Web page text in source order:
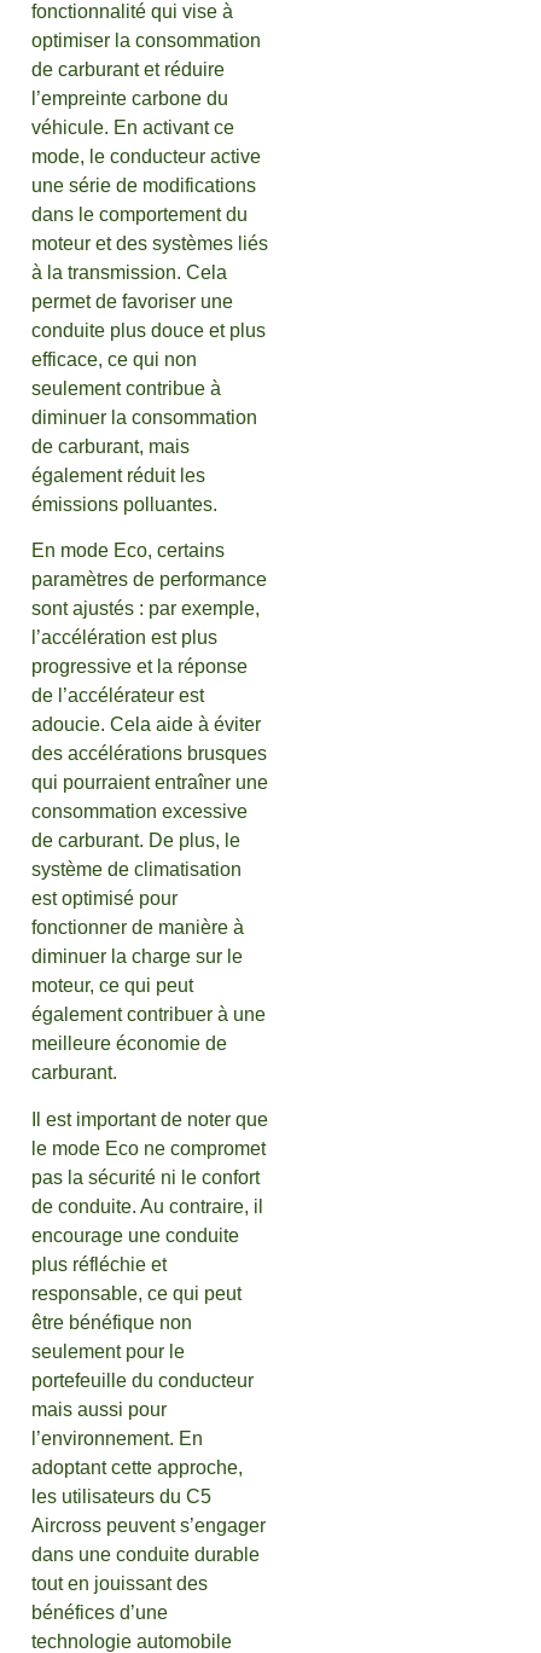
fonctionnalité qui vise à
optimiser la consommation
de carburant et réduire
l’empreinte carbone du
véhicule. En activant ce
mode, le conducteur active
une série de modifications
dans le comportement du
moteur et des systèmes liés
à la transmission. Cela
permet de favoriser une
conduite plus douce et plus
efficace, ce qui non
seulement contribue à
diminuer la consommation
de carburant, mais
également réduit les
émissions polluantes.
En mode Eco, certains
paramètres de performance
sont ajustés : par exemple,
l’accélération est plus
progressive et la réponse
de l’accélérateur est
adoucie. Cela aide à éviter
des accélérations brusques
qui pourraient entraîner une
consommation excessive
de carburant. De plus, le
système de climatisation
est optimisé pour
fonctionner de manière à
diminuer la charge sur le
moteur, ce qui peut
également contribuer à une
meilleure économie de
carburant.
Il est important de noter que
le mode Eco ne compromet
pas la sécurité ni le confort
de conduite. Au contraire, il
encourage une conduite
plus réfléchie et
responsable, ce qui peut
être bénéfique non
seulement pour le
portefeuille du conducteur
mais aussi pour
l’environnement. En
adoptant cette approche,
les utilisateurs du C5
Aircross peuvent s’engager
dans une conduite durable
tout en jouissant des
bénéfices d’une
technologie automobile